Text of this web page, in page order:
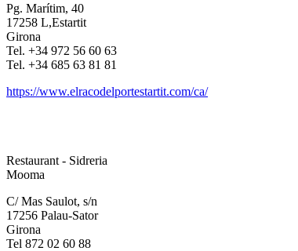
Pg. Marítim, 40
17258 L,Estartit
Girona
Tel. +34 972 56 60 63
Tel. +34 685 63 81 81
https://www.elracodelportestartit.com/ca/
Restaurant - Sidreria
Mooma
C/ Mas Saulot, s/n
17256 Palau-Sator
Girona
Tel 872 02 60 88